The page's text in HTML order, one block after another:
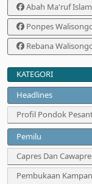
Abah Ma'ruf
Ponpes
Rebana
KATEGORI
Headlines
Profil Pondok
Pemilu
Capres Dan
Pembukaan